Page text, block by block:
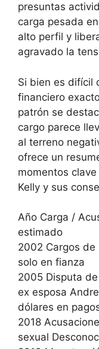
presuntas
carga pesada
alto perfil y
agravado la
Si bien es difícil
financiero
patrón se
cargo parece
al terreno
ofrece un
momentos
Kelly y sus
Año Carga /
estimado
2002 Cargos
solo en fianza
2005 Disputa
ex esposa
dólares en
2018
sexual